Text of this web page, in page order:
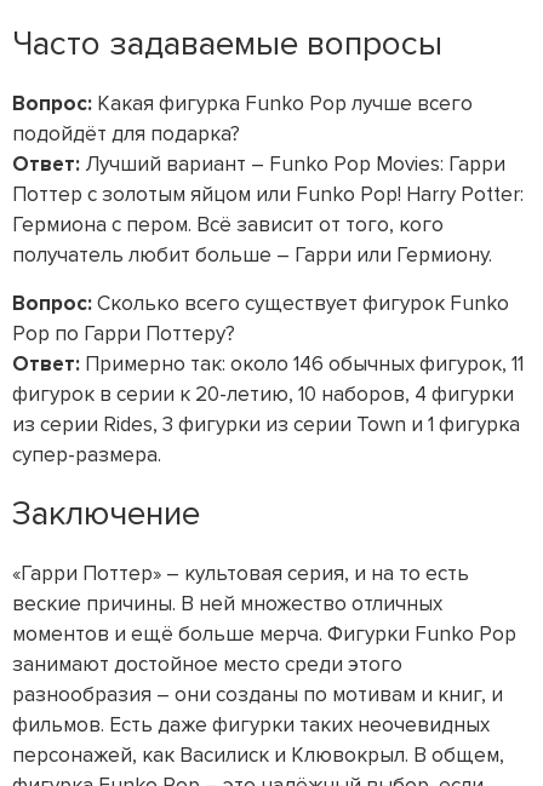
Часто задаваемые вопросы
Вопрос: Какая фигурка Funko Pop лучше всего
подойдёт для подарка?
Ответ: Лучший вариант – Funko Pop Movies: Гарри
Поттер с золотым яйцом или Funko Pop! Harry Potter:
Гермиона с пером. Всё зависит от того, кого
получатель любит больше – Гарри или Гермиону.
Вопрос:Сколько всего существует фигурок Funko
Pop по Гарри Поттеру?
Ответ: Примерно так: около 146 обычных фигурок, 11
фигурок в серии к 20-летию, 10 наборов, 4 фигурки
из серии Rides, 3 фигурки из серии Town и 1 фигурка
супер-размера.
Заключение
«Гарри Поттер» – культовая серия, и на то есть
веские причины. В ней множество отличных
моментов и ещё больше мерча. Фигурки Funko Pop
занимают достойное место среди этого
разнообразия – они созданы по мотивам и книг, и
фильмов. Есть даже фигурки таких неочевидных
персонажей, как Василиск и Клювокрыл. В общем,